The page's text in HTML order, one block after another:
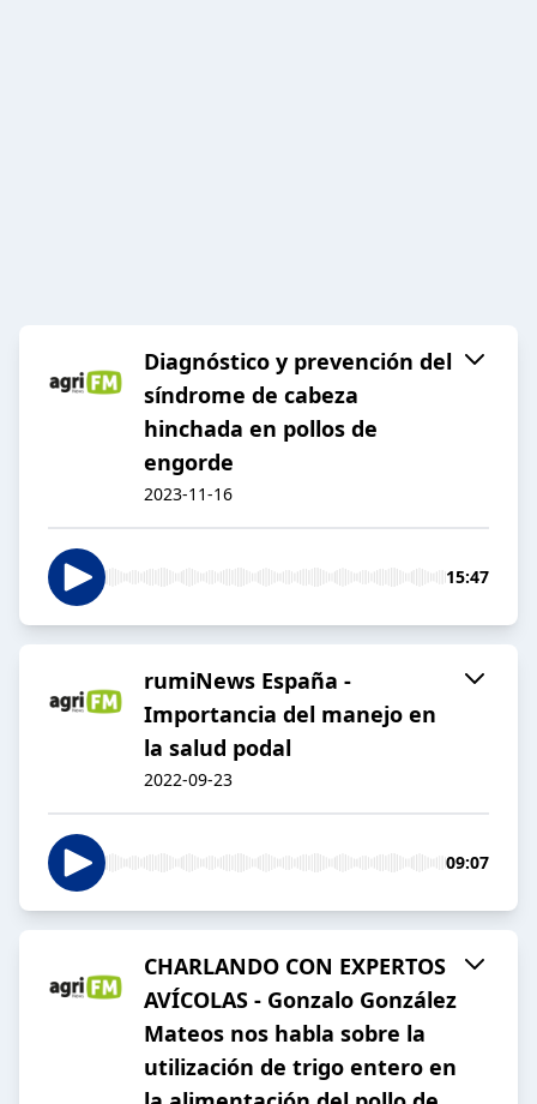
Diagnóstico y prevención del
síndrome de cabeza
hinchada en pollos de
engorde
2023-11-16
15:47
rumiNews España -
Importancia del manejo en
la salud podal
2022-09-23
09:07
CHARLANDO CON EXPERTOS
AVÍCOLAS - Gonzalo González
Mateos nos habla sobre la
utilización de trigo entero en